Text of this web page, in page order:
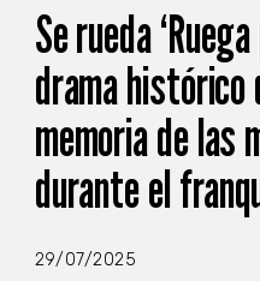
Se rueda
drama histórico
memoria de las
durante el
29/07/2025